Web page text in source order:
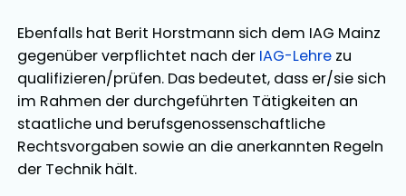
Ebenfalls hat Berit Horstmann sich dem IAG Mainz
gegenüber verpflichtet nach der IAG-Lehre zu
qualifizieren/prüfen. Das bedeutet, dass er/sie sich
im Rahmen der durchgeführten Tätigkeiten an
staatliche und berufsgenossenschaftliche
Rechtsvorgaben sowie an die anerkannten Regeln
der Technik hält.